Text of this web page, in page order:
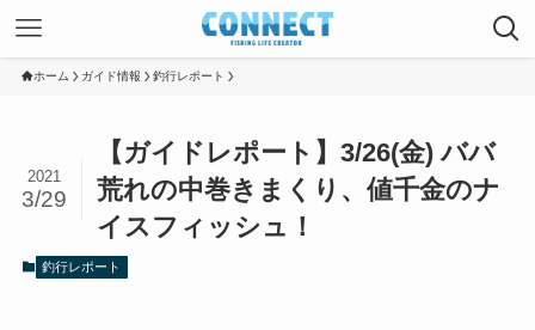
ホーム ガイド情報 釣行レポート
【ガイドレポート】3/26(金) ババ
荒れの中巻きまくり、値千金のナ
イスフィッシュ！
2021
3/29
釣行レポート